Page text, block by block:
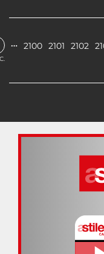
… 2100 2101 2102